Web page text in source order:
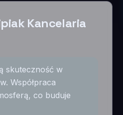
Kancelaria
skuteczność w
Współpraca
co buduje